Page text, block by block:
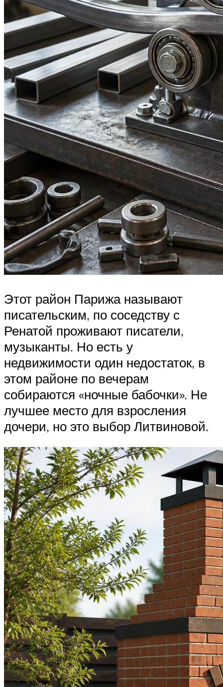
Этот район Парижа называют
писательским, по соседству с
Ренатой проживают писатели,
музыканты. Но есть у
недвижимости один недостаток, в
этом районе по вечерам
собираются «ночные бабочки». Не
лучшее место для взросления
дочери, но это выбор Литвиновой.